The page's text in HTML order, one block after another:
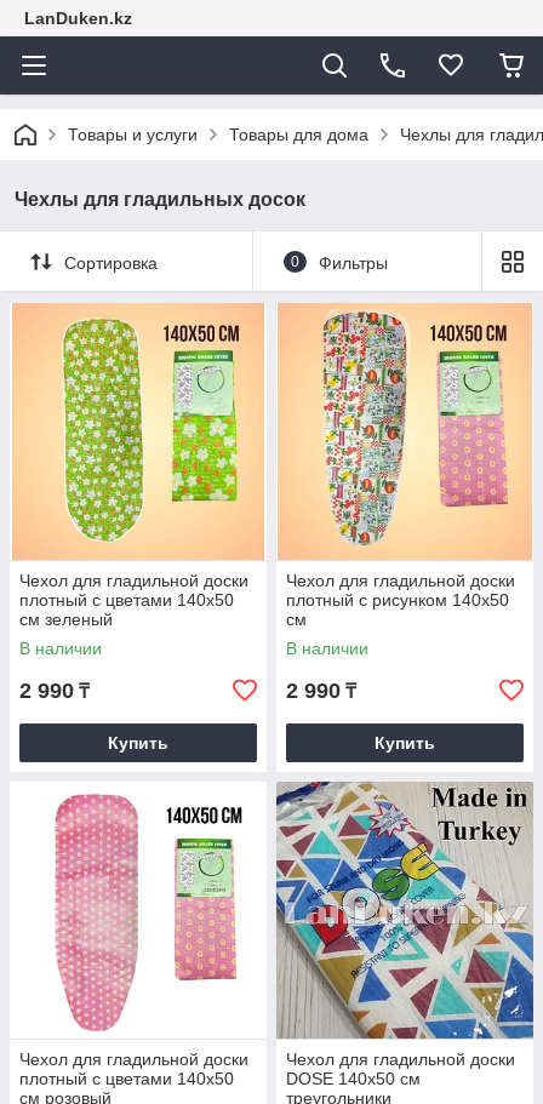
LanDuken.kz
Товары и услуги Товары для дома Чехлы для
Чехлы для гладильных досок
Сортировка 0 Фильтры
Чехол для гладильной доски
плотный с цветами 140х50
см зеленый
В наличии
2 990 ₸
Купить
Чехол для гладильной доски
плотный с рисунком 140х50
см
В наличии
2 990 ₸
Купить
Чехол для гладильной доски
плотный с цветами 140х50
см розовый
Чехол для гладильной доски
DOSE 140х50 см
треугольники